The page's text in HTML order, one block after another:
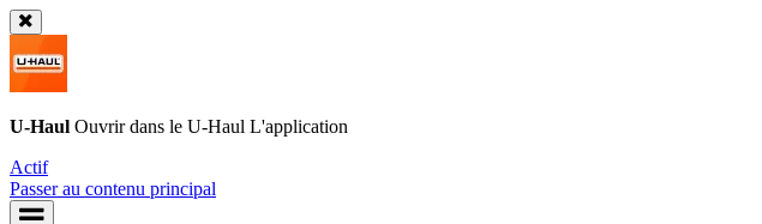
U-Haul Ouvrir dans le U-Haul L'application
Actif
Passer au contenu principal